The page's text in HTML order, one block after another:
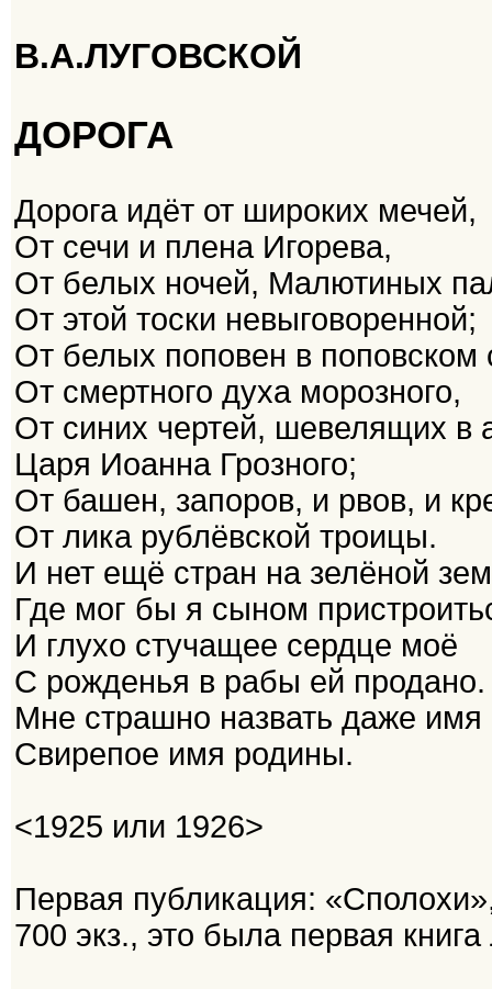
В.А.ЛУГОВСКОЙ
ДОРОГА
Дорога идёт от широких мечей,
От сечи и плена Игорева,
От белых ночей, Малютиных
От этой тоски невыговоренной;
От белых поповен в поповском
От смертного духа морозного,
От синих чертей, шевелящих в
Царя Иоанна Грозного;
От башен, запоров, и рвов, и
От лика рублёвской троицы.
И нет ещё стран на зелёной
Где мог бы я сыном
И глухо стучащее сердце моё
С рожденья в рабы ей продано.
Мне страшно назвать даже
Свирепое имя родины.
<1925 или 1926>
Первая публикация:
700 экз., это была первая книга